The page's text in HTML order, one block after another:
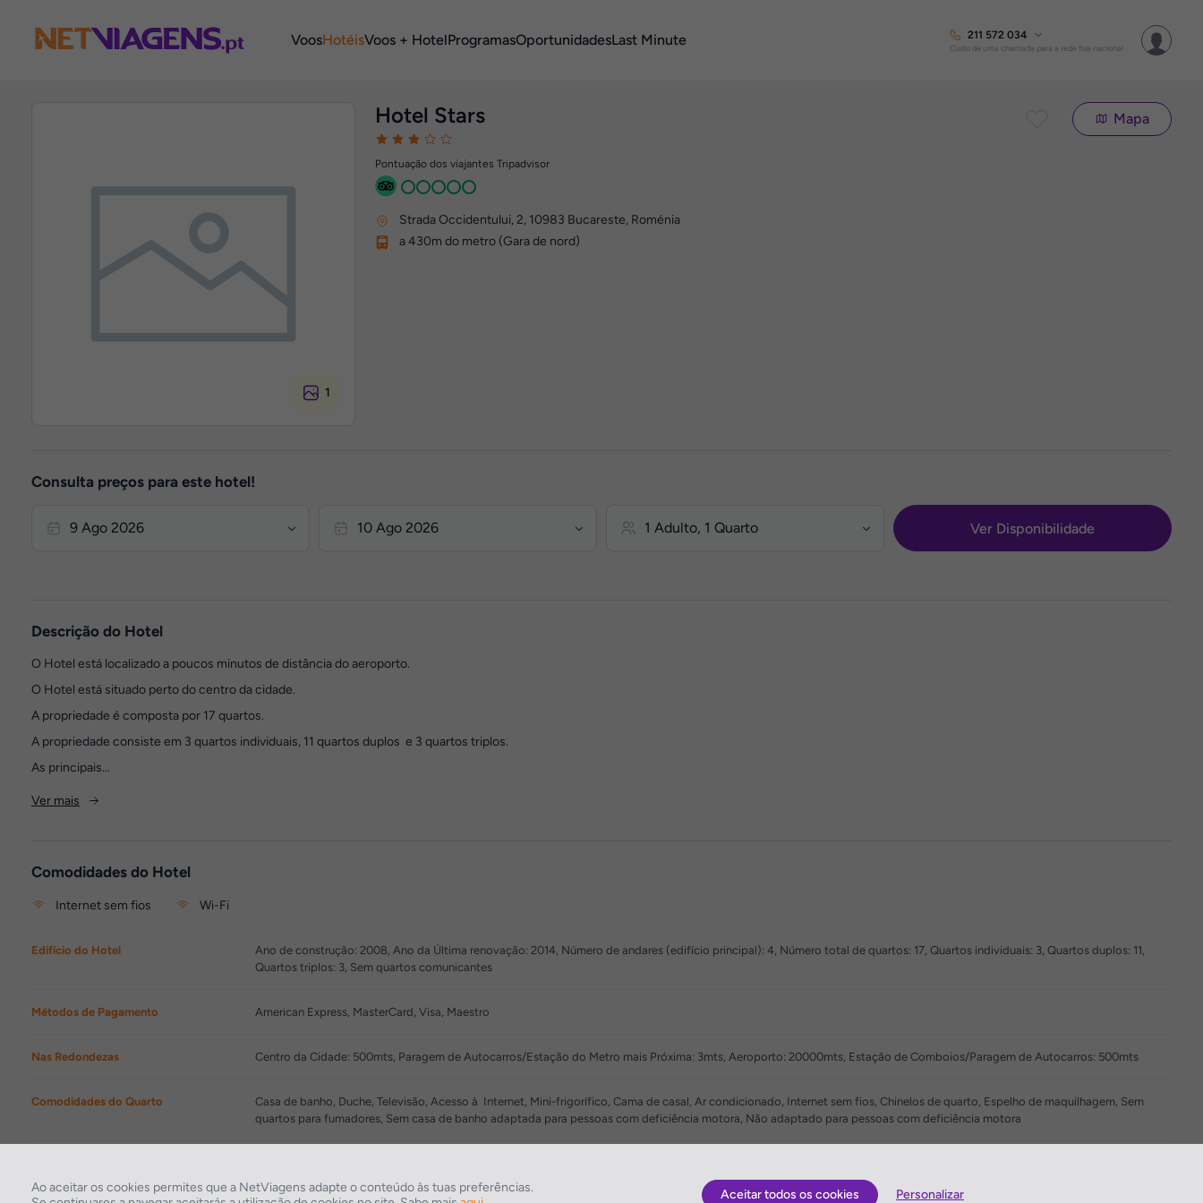
VoosHotéisVoos + HotelProgramasOportunidadesLast Minute 211 572 034
Custo de uma chamada para a rede fixa nacional
1
Hotel Stars
Pontuação dos viajantes Tripadvisor
Mapa
Strada Occidentului, 2, 10983 Bucareste, Roménia
a 430m do metro (Gara de nord)
Consulta preços para este hotel!
Ver Disponibilidade
Descrição do Hotel
O Hotel está localizado a poucos minutos de distância do aeroporto.
O Hotel está situado perto do centro da cidade.
A propriedade é composta por 17 quartos.
A propriedade consiste em 3 quartos individuais, 11 quartos duplos e 3 quartos triplos.
As principais...
Ver mais
Comodidades do Hotel
Internet sem fios Wi-Fi
Edifício do Hotel
Ano de construção: 2008, Ano da Última renovação: 2014, Número de andares (edifício principal): 4, Número total de quartos: 17, Quartos individuais: 3, Quartos duplos: 11,
Quartos triplos: 3, Sem quartos comunicantes
Métodos de Pagamento American Express, MasterCard, Visa, Maestro
Nas Redondezas Centro da Cidade: 500mts, Paragem de Autocarros/Estação do Metro mais Próxima: 3mts, Aeroporto: 20000mts, Estação de Comboios/Paragem de Autocarros: 500mts
Comodidades do Quarto
Casa de banho, Duche, Televisão, Acesso à Internet, Mini-frigorífico, Cama de casal, Ar condicionado, Internet sem fios, Chinelos de quarto, Espelho de maquilhagem, Sem
quartos para fumadores, Sem casa de banho adaptada para pessoas com deficiência motora, Não adaptado para pessoas com deficiência motora
adaptado para pessoas com deficiência motora
Ao aceitar os cookies permites que a NetViagens adapte o conteúdo às tuas preferências.
Aceitar todos os cookies Personalizar